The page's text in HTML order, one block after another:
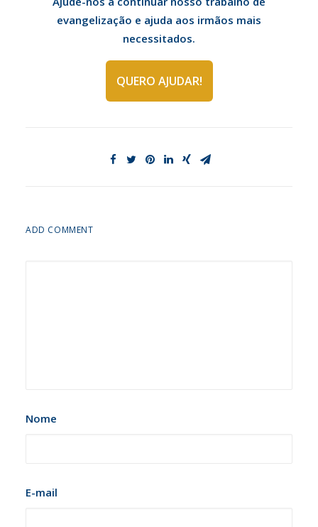
evangelização e ajuda aos irmãos mais
necessitados.
QUERO AJUDAR!
ADD COMMENT
Nome
E-mail